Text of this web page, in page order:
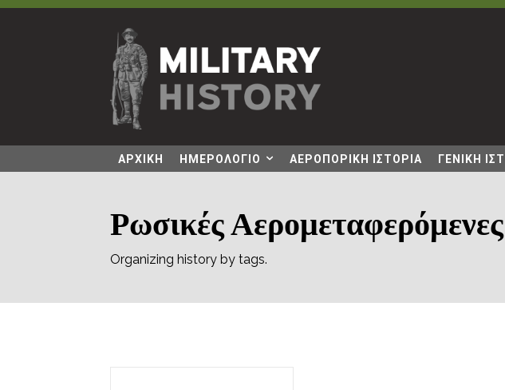
ΑΡΧΙΚΗ ΗΜΕΡΟΛΟΓΙΟ ΑΕΡΟΠΟΡΙΚΗ ΙΣΤΟΡΙΑ ΓΕΝΙΚΗ
Ρωσικές
Organizing history by tags.